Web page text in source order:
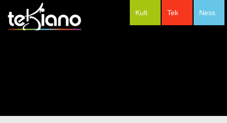
Ness
Tek
Kult